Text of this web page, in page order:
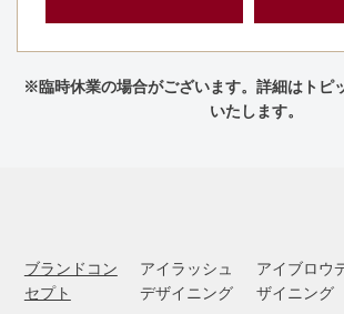
※臨時休業の場合がございます。詳細はトピ
いたします。
ブランドコン
セプト
アイラッシュ
デザイニング
アイブロウ
ザイニング